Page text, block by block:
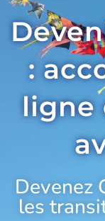
:
ligne
Devenez
les